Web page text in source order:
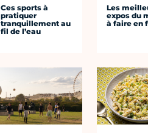
Ces sports à
pratiquer
tranquillement au
fil de l’eau
Les
expos du
à faire en